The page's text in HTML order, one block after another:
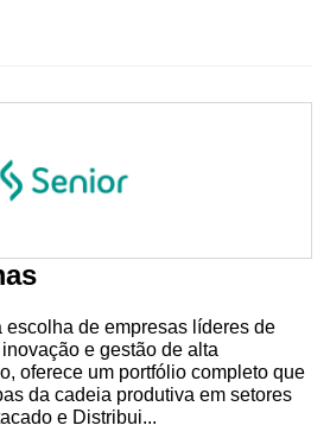
escolha de empresas líderes de
e gestão de alta
oferece um portfólio completo que
da cadeia produtiva em setores
e Distribui...